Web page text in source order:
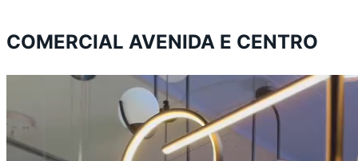
COMERCIAL AVENIDA E CENTRO